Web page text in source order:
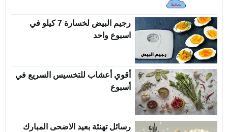
رجيم البيض لخسارة 7 كيلو في
اسبوع واحد
أقوي أعشاب للتخسيس السريع في
أسبوع
رسائل تهنئة بعيد الاضحى المبارك